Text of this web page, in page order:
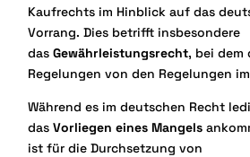
Kaufrechts im Hinblick auf das
Vorrang. Dies betrifft insbesondere
dasGewährleistungsrecht, bei dem
Regelungen von den Regelungen
Während es im deutschen Recht
dasVorliegen eines Mangels
ist für die Durchsetzung von